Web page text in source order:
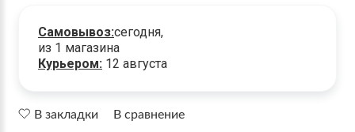
Самовывоз:сегодня,
из 1 магазина
Курьером: 12 августа
В закладки В сравнение